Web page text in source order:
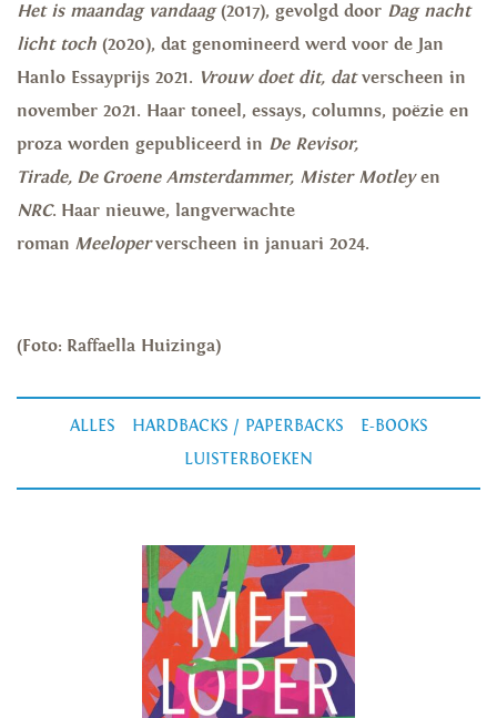
Het is maandag vandaag(2017), gevolgd door Dag nacht
licht toch (2020), dat genomineerd werd voor de Jan
Hanlo Essayprijs 2021. Vrouw doet dit, datverscheen in
november 2021. Haar toneel, essays, columns, poëzie en
proza worden gepubliceerd in De Revisor,
Tirade, De Groene Amsterdammer, Mister Motleyen
NRC. Haar nieuwe, langverwachte
roman Meeloperverscheen in januari 2024.
(Foto: Raffaella Huizinga)
ALLES HARDBACKS / PAPERBACKS
E-BOOKS
LUISTERBOEKEN